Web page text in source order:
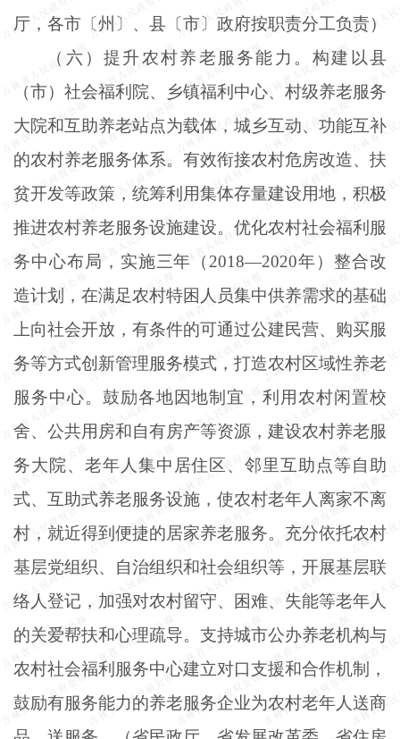
厅，各市〔州〕、县〔市〕政府按职责分工负责）
（六）提升农村养老服务能力。构建以县
（市）社会福利院、乡镇福利中心、村级养老服务
大院和互助养老站点为载体，城乡互动、功能互补
的农村养老服务体系。有效衔接农村危房改造、扶
贫开发等政策，统筹利用集体存量建设用地，积极
推进农村养老服务设施建设。优化农村社会福利服
务中心布局，实施三年（ 2018—2020年）整合改
造计划，在满足农村特困人员集中供养需求的基础
上向社会开放，有条件的可通过公建民营、购买服
务等方式创新管理服务模式，打造农村区域性养老
服务中心。鼓励各地因地制宜，利用农村闲置校
舍、公共用房和自有房产等资源，建设农村养老服
务大院、老年人集中居住区、邻里互助点等自助
式、互助式养老服务设施，使农村老年人离家不离
村，就近得到便捷的居家养老服务。充分依托农村
基层党组织、自治组织和社会组织等，开展基层联
络人登记，加强对农村留守、困难、失能等老年人
的关爱帮扶和心理疏导。支持城市公办养老机构与
农村社会福利服务中心建立对口支援和合作机制，
鼓励有服务能力的养老服务企业为农村老年人送商